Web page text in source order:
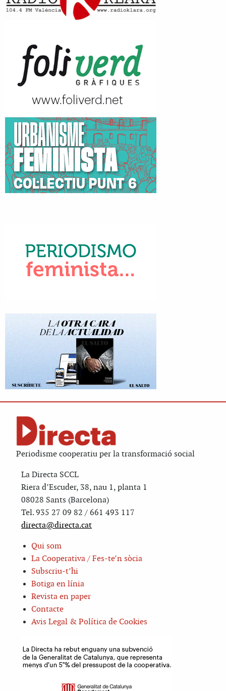
Periodisme cooperatiu per la transformació social
La Directa SCCL
Riera d’Escuder, 38, nau 1, planta 1
08028 Sants (Barcelona)
Tel. 935 27 09 82 / 661 493 117
directa@directa.cat
Qui som
La Cooperativa / Fes-te’n sòcia
Subscriu-t’hi
Botiga en línia
Revista en paper
Contacte
Avis Legal & Política de Cookies